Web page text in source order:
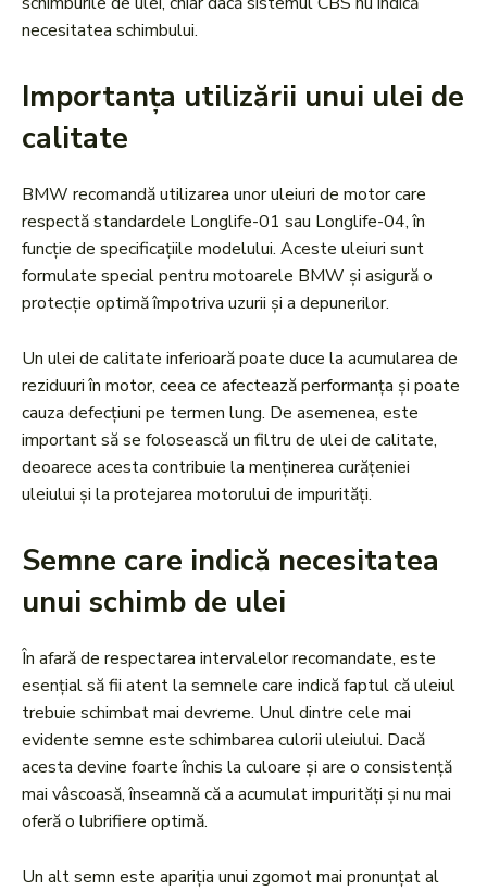
necesitatea schimbului.
Importanța utilizării unui ulei de
calitate
BMW recomandă utilizarea unor uleiuri de motor care
respectă standardele Longlife-01 sau Longlife-04, în
funcție de specificațiile modelului. Aceste uleiuri sunt
formulate special pentru motoarele BMW și asigură o
protecție optimă împotriva uzurii și a depunerilor.
Un ulei de calitate inferioară poate duce la acumularea de
reziduuri în motor, ceea ce afectează performanța și poate
cauza defecțiuni pe termen lung. De asemenea, este
important să se folosească un filtru de ulei de calitate,
deoarece acesta contribuie la menținerea curățeniei
uleiului și la protejarea motorului de impurități.
Semne care indică necesitatea
unui schimb de ulei
În afară de respectarea intervalelor recomandate, este
esențial să fii atent la semnele care indică faptul că uleiul
trebuie schimbat mai devreme. Unul dintre cele mai
evidente semne este schimbarea culorii uleiului. Dacă
acesta devine foarte închis la culoare și are o consistență
mai vâscoasă, înseamnă că a acumulat impurități și nu mai
oferă o lubrifiere optimă.
Un alt semn este apariția unui zgomot mai pronunțat al